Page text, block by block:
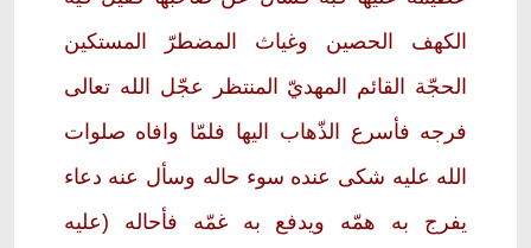
الكهف الحصين وغياث المضطرّ المستكين
الحجّة القائم المهديّ المنتظر عجّل الله تعالى
فرجه فأسرع الذّهاب اليها فلمّا وافاه صلوات
الله عليه شكى عنده سوء حاله وسأل عنه دعاء
يفرج به همّه ويدفع به غمّه فأحاله (عليه